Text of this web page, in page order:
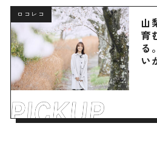
ロコレコ
山
育
る
い